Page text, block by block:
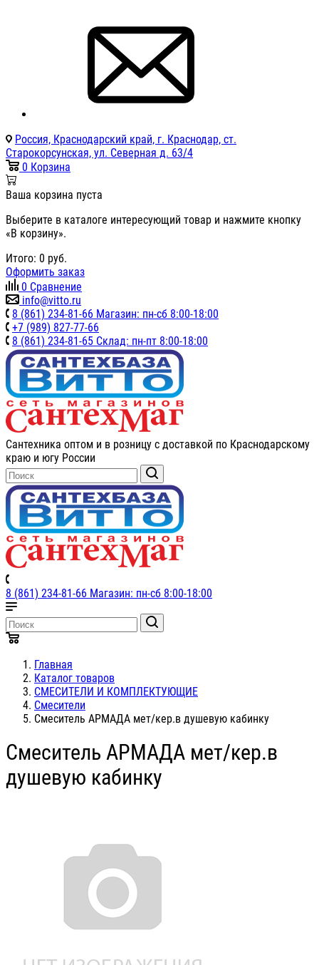
Россия, Краснодарский край, г. Краснодар, ст.
Старокорсунская, ул. Северная д. 63/4
0 Корзина
Ваша корзина пуста
Выберите в каталоге интересующий товар и нажмите кнопку
«В корзину».
Итого: 0 руб.
Оформить заказ
0 Сравнение
info@vitto.ru
8 (861) 234-81-66 Магазин: пн-сб 8:00-18:00
+7 (989) 827-77-66
8 (861) 234-81-65 Склад: пн-пт 8:00-18:00
Сантехника оптом и в розницу с доставкой по Краснодарскому
краю и югу России
8 (861) 234-81-66 Магазин: пн-сб 8:00-18:00
Главная
Каталог товаров
СМЕСИТЕЛИ И КОМПЛЕКТУЮЩИЕ
Смесители
Смеситель АРМАДА мет/кер.в душевую кабинку
Смеситель АРМАДА мет/кер.в
душевую кабинку